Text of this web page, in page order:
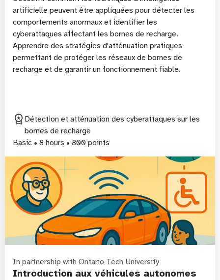
artificielle peuvent être appliquées pour détecter les
comportements anormaux et identifier les
cyberattaques affectant les bornes de recharge.
Apprendre des stratégies d'atténuation pratiques
permettant de protéger les réseaux de bornes de
recharge et de garantir un fonctionnement fiable.
workspace_premium Détection et atténuation des cyberattaques sur les
bornes de recharge
Basic • 8 hours • 800 points
In partnership with Ontario Tech University
Introduction aux véhicules autonomes